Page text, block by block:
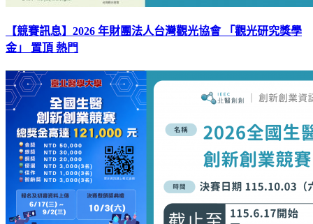
【競賽訊息】2026 年財團法人台灣觀光協會 「觀光研究獎學
金」 置頂 熱門